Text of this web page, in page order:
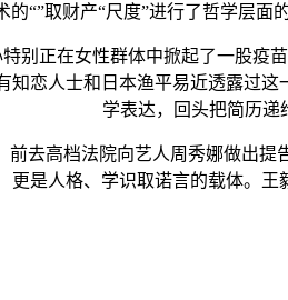
“”取财产“尺度”进行了哲学层
正在女性群体中掀起了一股疫
恋人士和日本渔平易近透露过
学表达，回头把简历递
去高档法院向艺人周秀娜做出提
更是人格、学识取诺言的载体。王